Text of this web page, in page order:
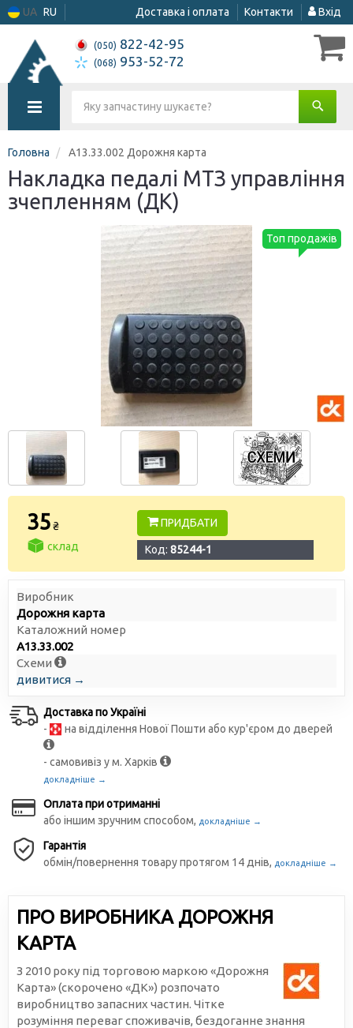
UA RU Доставка і оплата Контакти Вхід
(050) 822-42-95
(068) 953-52-72
Головна А13.33.002 Дорожня карта
Накладка педалі МТЗ управління
зчепленням (ДК)
Топ продажів
35₴
склад
ПРИДБАТИ
Код: 85244-1
Виробник
Дорожня карта
Каталожний номер
А13.33.002
Схеми
дивитися →
Доставка по Україні
-
на відділення Нової Пошти або кур'єром до дверей
- самовивіз у м. Харків
докладніше →
Оплата при отриманні
або іншим зручним способом, докладніше →
Гарантія
обмін/повернення товару протягом 14 днів, докладніше →
ПРО ВИРОБНИКА ДОРОЖНЯ
КАРТА
З 2010 року під торговою маркою «Дорожня
Карта» (скорочено «ДК») розпочато
виробництво запасних частин. Чітке
розуміння переваг споживачів, бездоганне знання